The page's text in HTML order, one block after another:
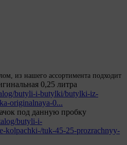
из нашего ассортимента подходит
0,25 литра
butyli-i-butylki/butylki-iz-
originalnaya-0...
под данную пробку
butyli-i-
kolpachki-/tuk-45-25-prozrachnyy-